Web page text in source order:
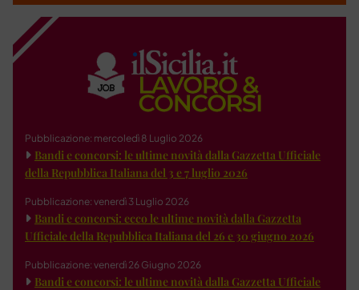
Pubblicazione: mercoledì 8 Luglio 2026
Bandi e concorsi: le ultime novità dalla Gazzetta Ufficiale
della Repubblica Italiana del 3 e 7 luglio 2026
Pubblicazione: venerdì 3 Luglio 2026
Bandi e concorsi: ecco le ultime novità dalla Gazzetta
Ufficiale della Repubblica Italiana del 26 e 30 giugno 2026
Pubblicazione: venerdì 26 Giugno 2026
Bandi e concorsi: le ultime novità dalla Gazzetta Ufficiale